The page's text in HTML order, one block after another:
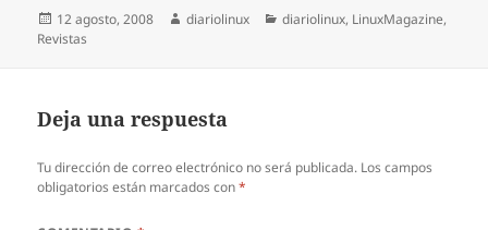
Publicado
el
12 agosto, 2008 Autor
diariolinux Categorías
diariolinux, LinuxMagazine,
Revistas
Deja una respuesta
Tu dirección de correo electrónico no será publicada. Los campos
obligatorios están marcados con*